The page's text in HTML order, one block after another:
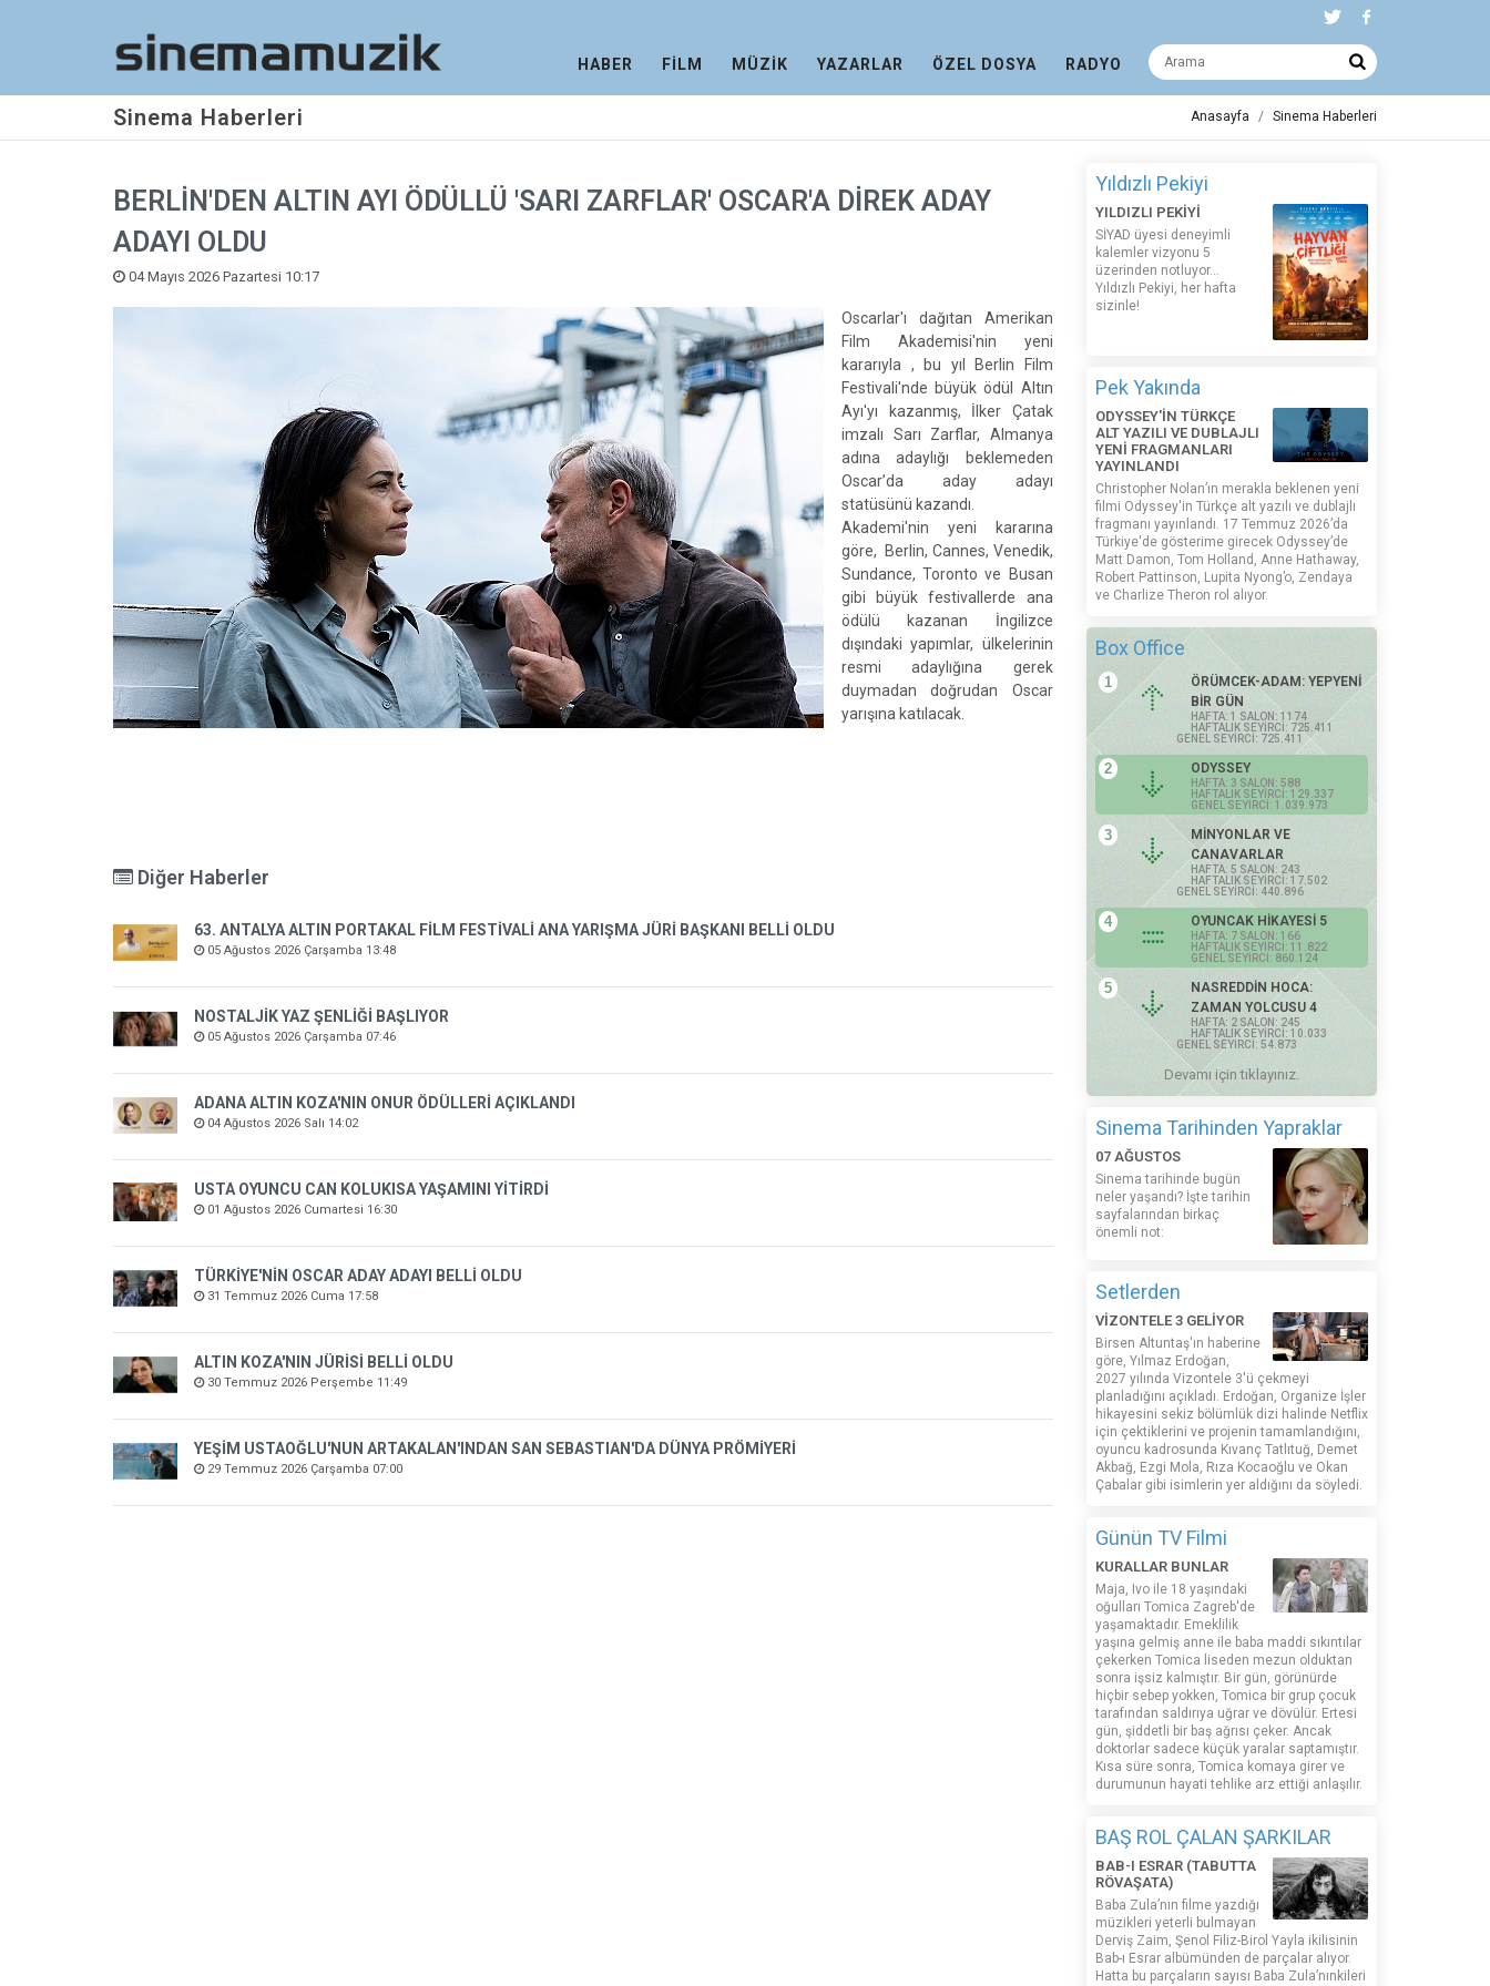
HABER FİLM MÜZİK YAZARLAR ÖZEL DOSYA RADYO
Sinema Haberleri Anasayfa Sinema Haberleri
BERLİN'DEN ALTIN AYI ÖDÜLLÜ 'SARI ZARFLAR' OSCAR'A DİREK ADAY
ADAYI OLDU
04 Mayıs 2026 Pazartesi 10:17
Oscarlar'ı dağıtan Amerikan
Film Akademisi'nin yeni
kararıyla , bu yıl Berlin Film
Festivali'nde büyük ödül Altın
Ayı'yı kazanmış, İlker Çatak
imzalı Sarı Zarflar, Almanya
adına adaylığı beklemeden
Oscar’da aday adayı
statüsünü kazandı.
Akademi'nin yeni kararına
göre, Berlin, Cannes, Venedik,
Sundance, Toronto ve Busan
gibi büyük festivallerde ana
ödülü kazanan İngilizce
dışındaki yapımlar, ülkelerinin
resmi adaylığına gerek
duymadan doğrudan Oscar
yarışına katılacak.
Diğer Haberler
63. ANTALYA ALTIN PORTAKAL FİLM FESTİVALİ ANA YARIŞMA JÜRİ BAŞKANI BELLİ OLDU
05 Ağustos 2026 Çarşamba 13:48
NOSTALJİK YAZ ŞENLİĞİ BAŞLIYOR
05 Ağustos 2026 Çarşamba 07:46
ADANA ALTIN KOZA'NIN ONUR ÖDÜLLERİ AÇIKLANDI
04 Ağustos 2026 Salı 14:02
USTA OYUNCU CAN KOLUKISA YAŞAMINI YİTİRDİ
01 Ağustos 2026 Cumartesi 16:30
TÜRKİYE'NİN OSCAR ADAY ADAYI BELLİ OLDU
31 Temmuz 2026 Cuma 17:58
ALTIN KOZA'NIN JÜRİSİ BELLİ OLDU
30 Temmuz 2026 Perşembe 11:49
YEŞİM USTAOĞLU'NUN ARTAKALAN'INDAN SAN SEBASTIAN'DA DÜNYA PRÖMİYERİ
29 Temmuz 2026 Çarşamba 07:00
Yıldızlı Pekiyi
YILDIZLI PEKİYİ
SİYAD üyesi deneyimli
kalemler vizyonu 5
üzerinden notluyor...
Yıldızlı Pekiyi, her hafta
sizinle!
Pek Yakında
ODYSSEY'İN TÜRKÇE
ALT YAZILI VE DUBLAJLI
YENİ FRAGMANLARI
YAYINLANDI
Christopher Nolan’ın merakla beklenen yeni
filmi Odyssey'in Türkçe alt yazılı ve dublajlı
fragmanı yayınlandı. 17 Temmuz 2026’da
Türkiye'de gösterime girecek Odyssey’de
Matt Damon, Tom Holland, Anne Hathaway,
Robert Pattinson, Lupita Nyong’o, Zendaya
ve Charlize Theron rol alıyor.
Box Office
1
ÖRÜMCEK-ADAM: YEPYENİ
BİR GÜN
HAFTA: 1 SALON: 1174
HAFTALIK SEYİRCİ: 725.411
GENEL SEYİRCİ: 725.411
2 ODYSSEY
HAFTA: 3 SALON: 588
HAFTALIK SEYİRCİ: 129.337
GENEL SEYİRCİ: 1.039.973
3
MİNYONLAR VE
CANAVARLAR
HAFTA: 5 SALON: 243
HAFTALIK SEYİRCİ: 17.502
GENEL SEYİRCİ: 440.896
4 OYUNCAK HİKAYESİ 5
HAFTA: 7 SALON: 166
HAFTALIK SEYİRCİ: 11.822
GENEL SEYİRCİ: 860.124
5
NASREDDİN HOCA:
ZAMAN YOLCUSU 4
HAFTA: 2 SALON: 245
HAFTALIK SEYİRCİ: 10.033
GENEL SEYİRCİ: 54.873
Devamı için tıklayınız.
Sinema Tarihinden Yapraklar
07 AĞUSTOS
Sinema tarihinde bugün
neler yaşandı? İşte tarihin
sayfalarından birkaç
önemli not:
Setlerden
VİZONTELE 3 GELİYOR
Birsen Altuntaş'ın haberine
göre, Yılmaz Erdoğan,
2027 yılında Vizontele 3'ü çekmeyi
planladığını açıkladı. Erdoğan, Organize İşler
hikayesini sekiz bölümlük dizi halinde Netflix
için çektiklerini ve projenin tamamlandığını,
oyuncu kadrosunda Kıvanç Tatlıtuğ, Demet
Akbağ, Ezgi Mola, Rıza Kocaoğlu ve Okan
Çabalar gibi isimlerin yer aldığını da söyledi.
Günün TV Filmi
KURALLAR BUNLAR
Maja, Ivo ile 18 yaşındaki
oğulları Tomica Zagreb'de
yaşamaktadır. Emeklilik
yaşına gelmiş anne ile baba maddi sıkıntılar
çekerken Tomica liseden mezun olduktan
sonra işsiz kalmıştır. Bir gün, görünürde
hiçbir sebep yokken, Tomica bir grup çocuk
tarafından saldırıya uğrar ve dövülür. Ertesi
gün, şiddetli bir baş ağrısı çeker. Ancak
doktorlar sadece küçük yaralar saptamıştır.
Kısa süre sonra, Tomica komaya girer ve
durumunun hayati tehlike arz ettiği anlaşılır.
BAŞ ROL ÇALAN ŞARKILAR
BAB-I ESRAR (TABUTTA
RÖVAŞATA)
Baba Zula’nın filme yazdığı
müzikleri yeterli bulmayan
Derviş Zaim, Şenol Filiz-Birol Yayla ikilisinin
Bab-ı Esrar albümünden de parçalar alıyor.
Hatta bu parçaların sayısı Baba Zula’nınkileri